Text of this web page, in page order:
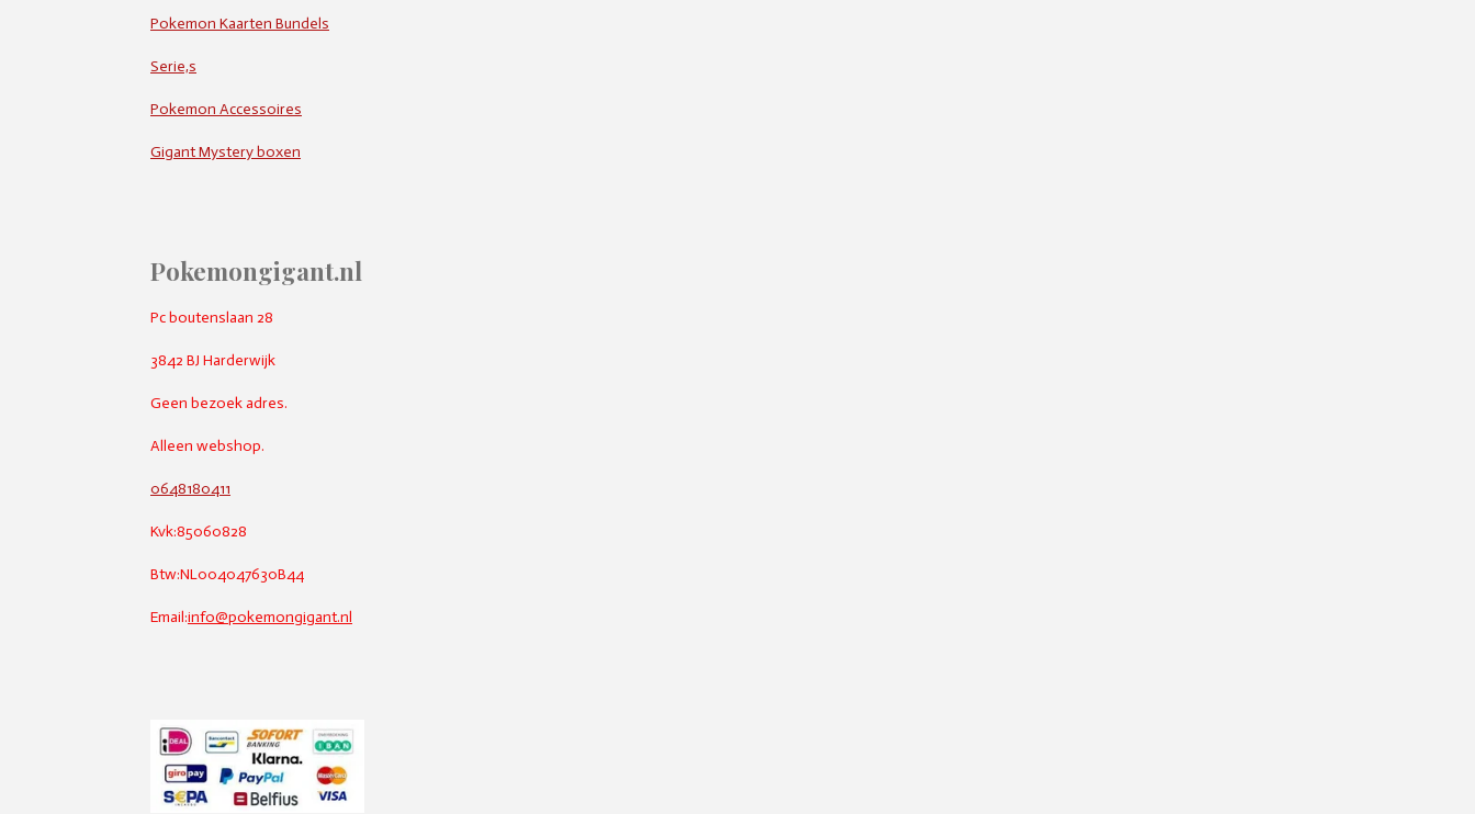
Pokemon Kaarten Bundels
Serie,s
Pokemon Accessoires
Gigant Mystery boxen
Pokemongigant.nl
Pc boutenslaan 28
3842 BJ Harderwijk
Geen bezoek adres.
Alleen webshop.
0648180411
Kvk:85060828
Btw:NL004047630B44
Email:info@pokemongigant.nl